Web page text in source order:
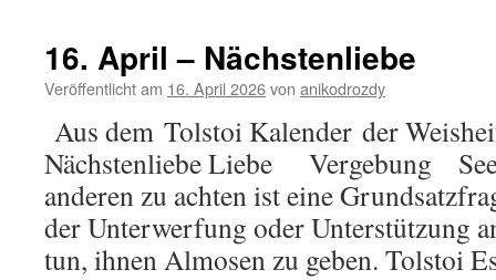
16. April – Nächstenliebe
Veröffentlicht am 16. April 2026von anikodrozdy
Aus dem Tolstoi Kalender der
Nächstenliebe Liebe Vergebung
anderen zu achten ist eine
der Unterwerfung oder Unterstützung
tun, ihnen Almosen zu geben. Tolstoi